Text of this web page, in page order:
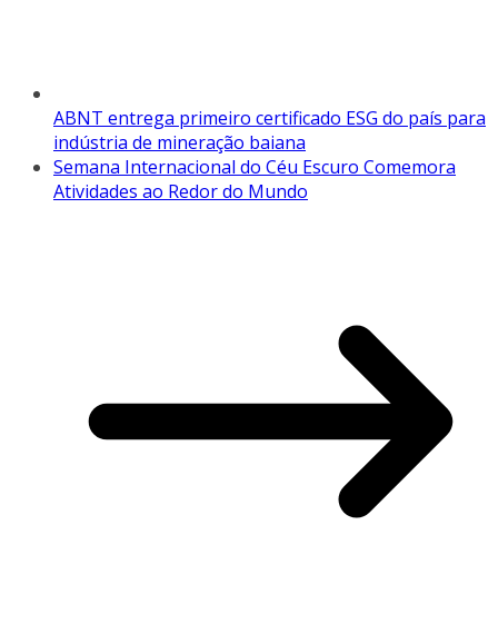
ABNT entrega primeiro certificado ESG do país para
indústria de mineração baiana
Semana Internacional do Céu Escuro Comemora
Atividades ao Redor do Mundo